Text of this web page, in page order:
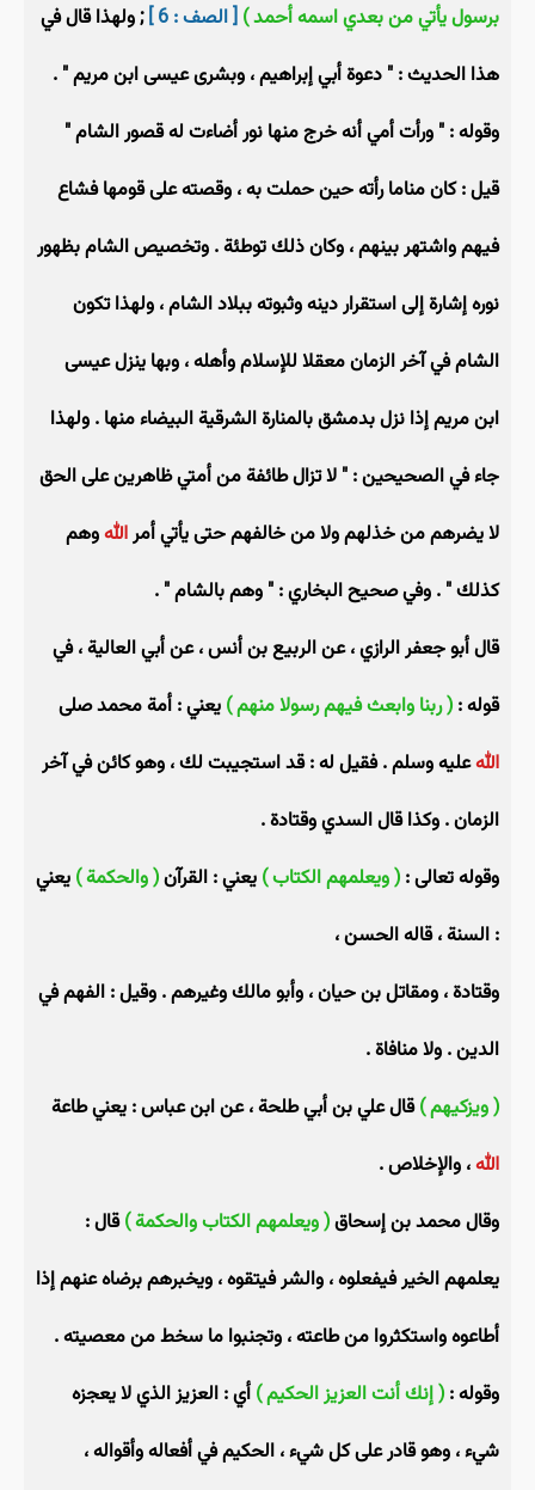
برسول يأتي من بعدي اسمه أحمد ) [ الصف : 6 ]
; ولهذا قال في
هذا الحديث : " دعوة أبي إبراهيم ، وبشرى عيسى ابن مريم " .
وقوله : " ورأت أمي أنه خرج منها نور أضاءت له قصور الشام "
قيل : كان مناما رأته حين حملت به ، وقصته على قومها فشاع
فيهم واشتهر بينهم ، وكان ذلك توطئة . وتخصيص الشام بظهور
نوره إشارة إلى استقرار دينه وثبوته ببلاد الشام ، ولهذا تكون
الشام في آخر الزمان معقلا للإسلام وأهله ، وبها ينزل عيسى
ابن مريم إذا نزل بدمشق بالمنارة الشرقية البيضاء منها . ولهذا
جاء في الصحيحين : " لا تزال طائفة من أمتي ظاهرين على الحق
لا يضرهم من خذلهم ولا من خالفهم حتى يأتي أمراللهوهم
كذلك " . وفي صحيح البخاري : " وهم بالشام " .
قال أبو جعفر الرازي ، عن الربيع بن أنس ، عن أبي العالية ، في
قوله : ( ربنا وابعث فيهم رسولا منهم ) يعني : أمة محمد صلى
اللهعليه وسلم . فقيل له : قد استجيبت لك ، وهو كائن في آخر
الزمان . وكذا قال السدي وقتادة .
وقوله تعالى : ( ويعلمهم الكتاب ) يعني : القرآن( والحكمة ) يعني
: السنة ، قاله الحسن ،
وقتادة ، ومقاتل بن حيان ، وأبو مالك وغيرهم . وقيل : الفهم في
الدين . ولا منافاة .
( ويزكيهم )قال علي بن أبي طلحة ، عن ابن عباس : يعني طاعة
الله، والإخلاص .
وقال محمد بن إسحاق( ويعلمهم الكتاب والحكمة )قال :
يعلمهم الخير فيفعلوه ، والشر فيتقوه ، ويخبرهم برضاه عنهم إذا
أطاعوه واستكثروا من طاعته ، وتجنبوا ما سخط من معصيته .
وقوله : ( إنك أنت العزيز الحكيم ) أي : العزيز الذي لا يعجزه
شيء ، وهو قادر على كل شيء ، الحكيم في أفعاله وأقواله ،